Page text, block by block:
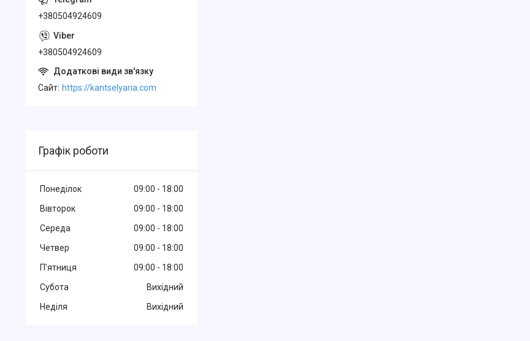
+380504924609
+380504924609
Cайт https://kantselyaria.com
Графік роботи
Понеділок 09:00
18:00
Вівторок
09:00
18:00
Середа
09:00
18:00
Четвер
09:00
18:00
Пʼятниця
09:00
18:00
Субота
Вихідний
Неділя
Вихідний